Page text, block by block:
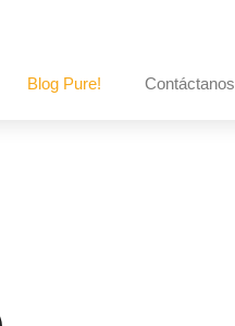
Blog Pure! Contáctanos